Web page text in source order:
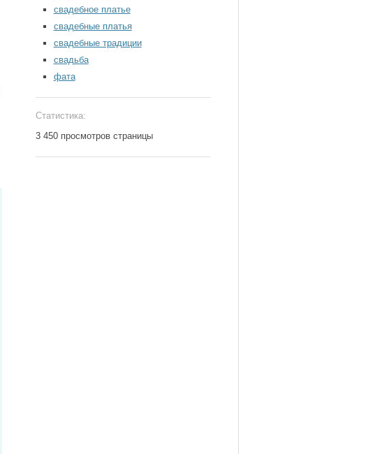
свадебное платье
свадебные платья
свадебные традиции
свадьба
фата
Статистика:
3 450 просмотров страницы